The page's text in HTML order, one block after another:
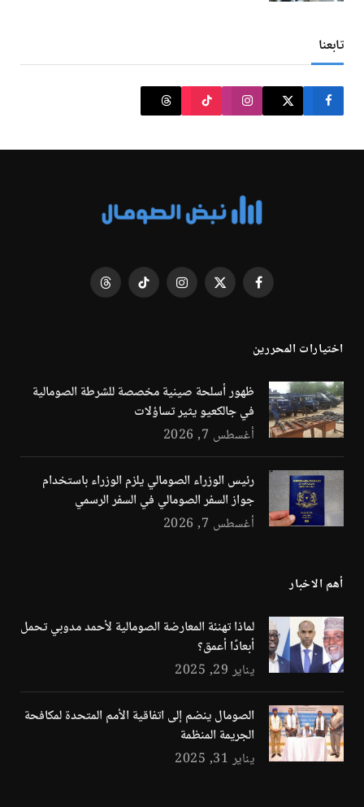
تابعنا
فيسبوك X
الانستغرامتيكتوك Threads
اختيارات المحررين
ظهور أسلحة صينية مخصصة للشرطة الصومالية
في جالكعيو يثير تساؤلات
أغسطس 7, 2026
رئيس الوزراء الصومالي يلزم الوزراء باستخدام
جواز السفر الصومالي في السفر الرسمي
أغسطس 7, 2026
أهم الاخبار
لماذا تهنئة المعارضة الصومالية لأحمد مدوبي تحمل
أبعادًا أعمق؟
يناير 29, 2025
الصومال ينضم إلى اتفاقية الأمم المتحدة لمكافحة
الجريمة المنظمة
يناير 31, 2025